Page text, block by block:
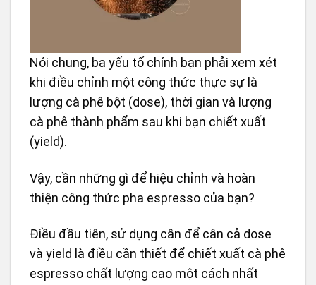
Nói chung, ba yếu tố chính bạn phải xem xét
khi điều chỉnh một công thức thực sự là
lượng cà phê bột (dose), thời gian và lượng
cà phê thành phẩm sau khi bạn chiết xuất
(yield).
Vậy, cần những gì để hiệu chỉnh và hoàn
thiện công thức pha espresso của bạn?
Điều đầu tiên, sử dụng cân để cân cả dose
và yield là điều cần thiết để chiết xuất cà phê
espresso chất lượng cao một cách nhất